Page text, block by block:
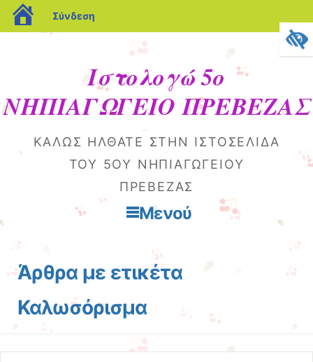
blogs.sch.gr
Σύνδεση
Ιστολογώ 5ο
ΝΗΠΙΑΓΩΓΕΙΟ ΠΡΕΒΕΖΑΣ
ΚΑΛΏΣ ΉΛΘΑΤΕ ΣΤΗΝ ΙΣΤΟΣΕΛΊΔΑ
ΤΟΥ 5ΟΥ ΝΗΠΙΑΓΩΓΕΊΟΥ
ΠΡΈΒΕΖΑΣ
Μενού
Άρθρα με ετικέτα
Καλωσόρισμα